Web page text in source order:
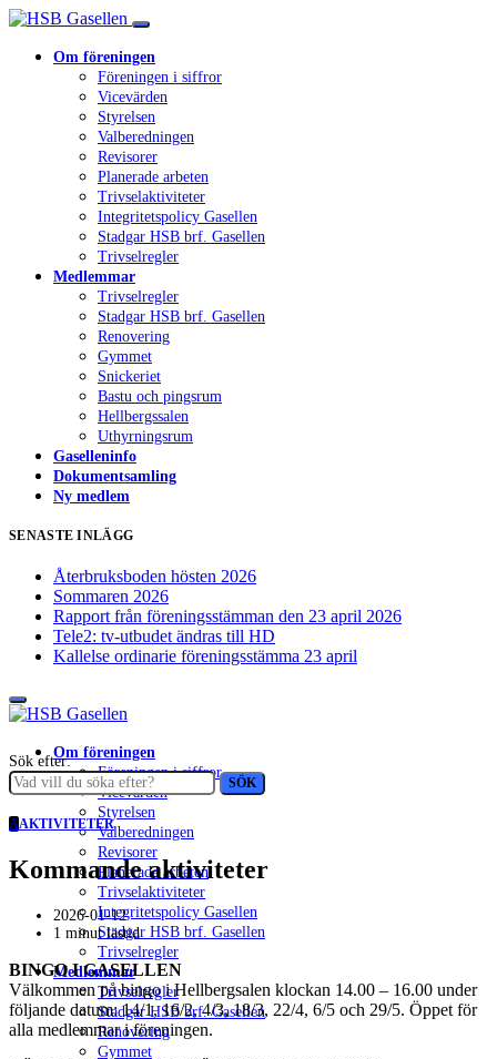
Om föreningen
Föreningen i siffror
Vicevärden
Styrelsen
Valberedningen
Revisorer
Planerade arbeten
Trivselaktiviteter
Integritetspolicy Gasellen
Stadgar HSB brf. Gasellen
Trivselregler
Medlemmar
Trivselregler
Stadgar HSB brf. Gasellen
Renovering
Gymmet
Snickeriet
Bastu och pingsrum
Hellbergssalen
Uthyrningsrum
Gaselleninfo
Dokumentsamling
Ny medlem
SENASTE INLÄGG
Återbruksboden hösten 2026
Sommaren 2026
Rapport från föreningsstämman den 23 april 2026
Tele2: tv-utbudet ändras till HD
Kallelse ordinarie föreningsstämma 23 april
Om föreningen
Föreningen i siffror
Vicevärden
Styrelsen
Valberedningen
Revisorer
Planerade arbeten
Trivselaktiviteter
Integritetspolicy Gasellen
Stadgar HSB brf. Gasellen
Trivselregler
Medlemmar
Trivselregler
Stadgar HSB brf. Gasellen
Renovering
Gymmet
Sök efter:
SÖK
AAKTIVITETER
Kommande aktiviteter
2026-01-12
1 minut lästid
BINGO I GASELLEN
Välkommen på bingo i Hellbergsalen klockan 14.00 – 16.00 under
följande datum: 14/1, 16/2, 4/3, 18/3, 22/4, 6/5 och 29/5. Öppet för
alla medlemmar i föreningen.